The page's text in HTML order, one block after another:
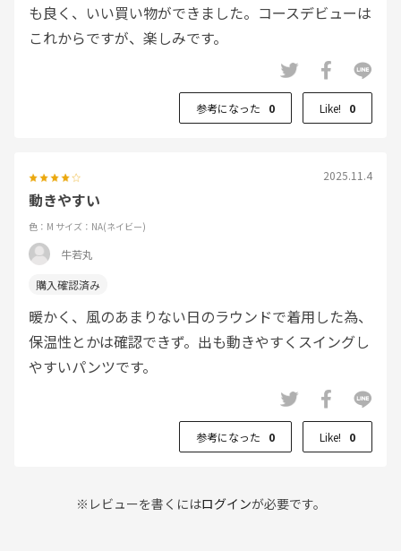
も良く、いい買い物ができました。コースデビューは
これからですが、楽しみです。
参考になった 0 Like! 0
2025.11.4
動きやすい
色：M サイズ：NA(ネイビー)
牛若丸
暖かく、風のあまりない日のラウンドで着用した為、
保温性とかは確認できず。出も動きやすくスイングし
やすいパンツです。
参考になった 0 Like! 0
※レビューを書くにはログインが必要です。